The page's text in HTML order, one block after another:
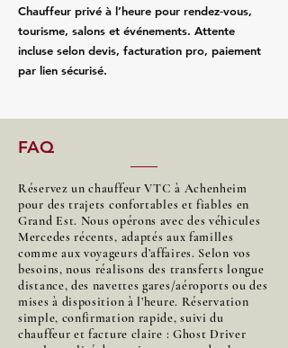
Chauffeur privé à l’heure pour rendez‑vous,
tourisme, salons et événements. Attente
incluse selon devis, facturation pro, paiement
par lien sécurisé.
FAQ
Réservez un chauffeur VTC à Achenheim
pour des trajets confortables et fiables en
Grand Est. Nous opérons avec des véhicules
Mercedes récents, adaptés aux familles
comme aux voyageurs d’affaires. Selon vos
besoins, nous réalisons des transferts longue
distance, des navettes gares/aéroports ou des
mises à disposition à l’heure. Réservation
simple, confirmation rapide, suivi du
chauffeur et facture claire : Ghost Driver